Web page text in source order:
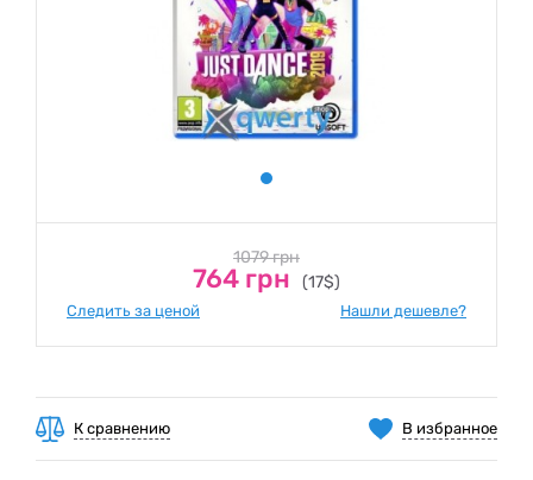
1079 грн
764 грн (17$)
Следить за ценой Нашли дешевле?
В избранное
К сравнению